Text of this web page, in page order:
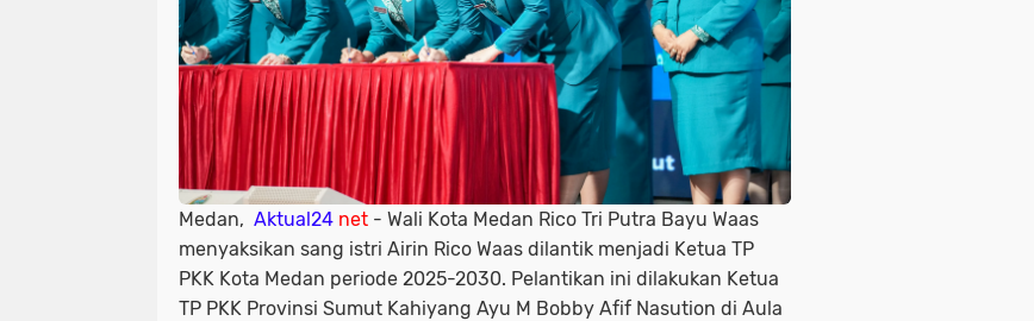
Medan, Aktual24 net - Wali Kota Medan Rico Tri Putra Bayu Waas
menyaksikan sang istri Airin Rico Waas dilantik menjadi Ketua TP
PKK Kota Medan periode 2025-2030. Pelantikan ini dilakukan Ketua
TP PKK Provinsi Sumut Kahiyang Ayu M Bobby Afif Nasution di Aula